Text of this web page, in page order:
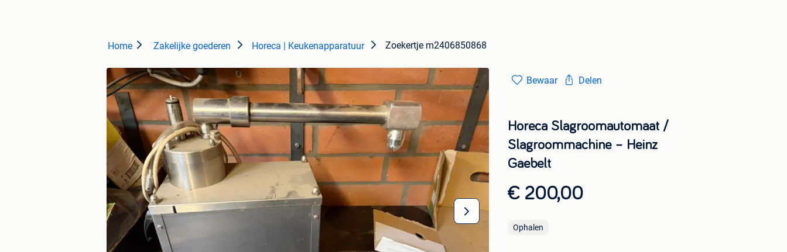
Home Zakelijke goederen Horeca | Keukenapparatuur Zoekertje m2406850868
Bewaar Delen
Horeca Slagroomautomaat /
Slagroommachine – Heinz
Gaebelt
€ 200,00
Ophalen